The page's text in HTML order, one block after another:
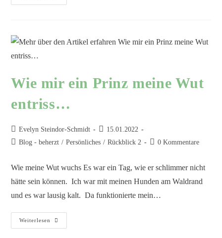
Wie mir ein Prinz meine Wut
entriss…
Evelyn Steindor-Schmidt
15.01.2022
Blog - beherzt / Persönliches / Rückblick 2 0 Kommentare
Wie meine Wut wuchs Es war ein Tag, wie er schlimmer nicht
hätte sein können. Ich war mit meinen Hunden am Waldrand
und es war lausig kalt. Da funktionierte mein…
Weiterlesen